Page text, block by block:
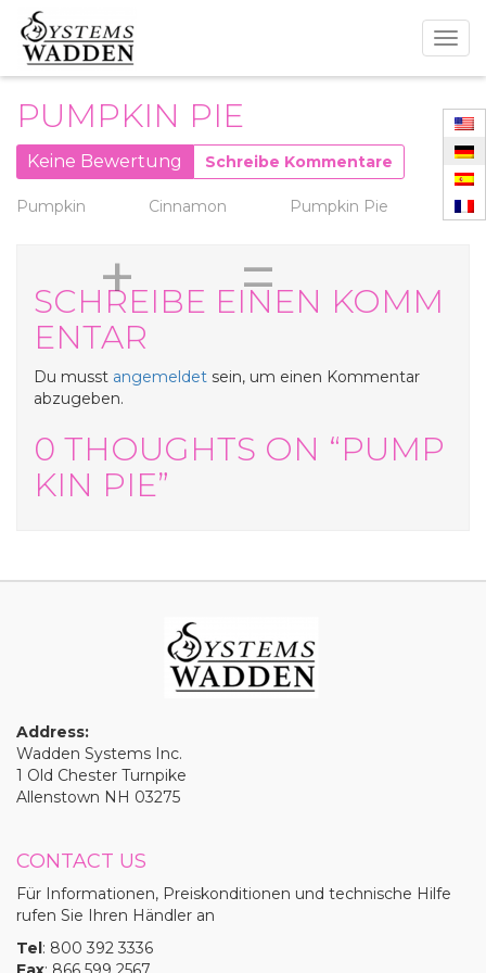
PUMPKIN PIE
Keine Bewertung Schreibe Kommentare
Pumpkin
+
Cinnamon
=
Pumpkin Pie
SCHREIBE EINEN KOMM
ENTAR
Du musst angemeldet sein, um einen Kommentar
abzugeben.
0 THOUGHTS ON “PUMP
KIN PIE”
Address:
Wadden Systems Inc.
1 Old Chester Turnpike
Allenstown NH 03275
CONTACT US
Für Informationen, Preiskonditionen und technische Hilfe
rufen Sie Ihren Händler an
Tel: 800 392 3336